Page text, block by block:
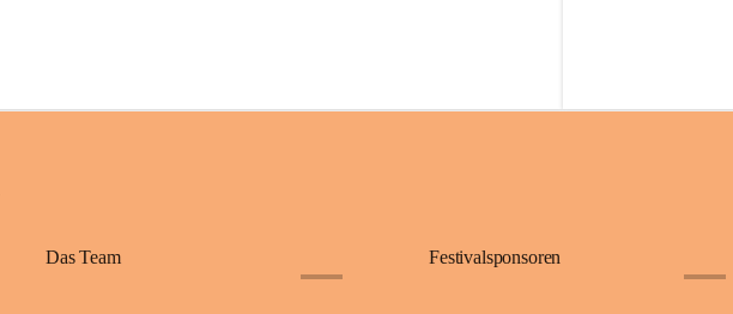
Das Team Festivalsponsoren